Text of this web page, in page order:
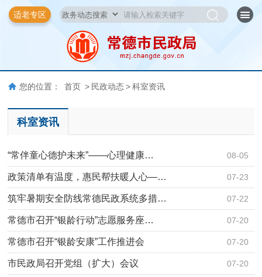
适老专区
您的位置： 首页 > 民政动态 > 科室资讯
科室资讯
08-05
“常伴童心德护未来”——心理健康…
07-23
政策清单有温度，惠民帮扶暖人心—…
07-22
筑牢暑期安全防线常德民政系统多措…
07-20
常德市召开“银龄行动”志愿服务座…
07-20
常德市召开“银龄安康”工作推进会
07-20
市民政局召开党组（扩大）会议